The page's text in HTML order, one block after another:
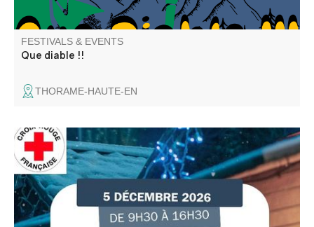
FESTIVALS & EVENTS
Que diable !!
THORAME-HAUTE-EN
Participez aux actions de la Croix Rouge Française locale
et venez rencontrer l'équipe des bénévoles. De bonnes
affaires sur le marché avant l'arrivée des fêtes.